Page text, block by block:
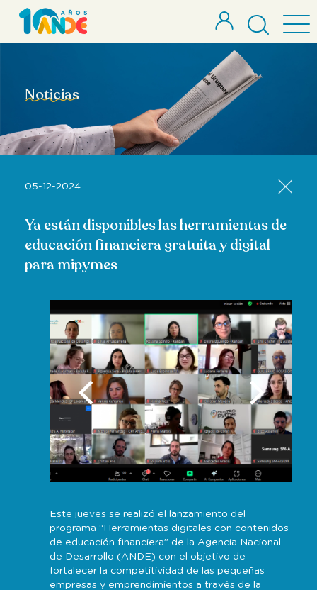
Noticias
05-12-2024
Ya están disponibles las herramientas de
educación financiera gratuita y digital
para mipymes
Este jueves se realizó el lanzamiento del
programa “Herramientas digitales con contenidos
de educación financiera” de la Agencia Nacional
de Desarrollo (ANDE) con el objetivo de
fortalecer la competitividad de las pequeñas
empresas y emprendimientos a través de la